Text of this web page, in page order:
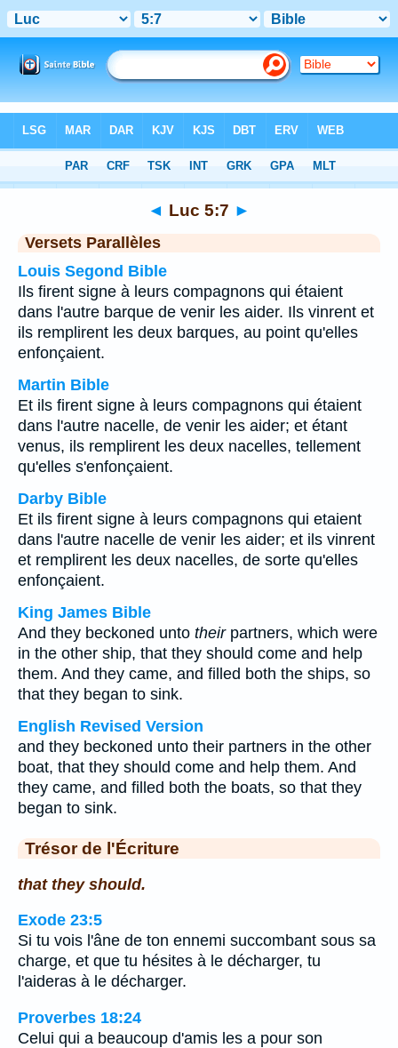
Chapitre 5 > Verset 7
◄ Luc 5:7 ►
Versets Parallèles
Louis Segond Bible
Ils firent signe à leurs compagnons qui étaient
dans l'autre barque de venir les aider. Ils vinrent et
ils remplirent les deux barques, au point qu'elles
enfonçaient.
Martin Bible
Et ils firent signe à leurs compagnons qui étaient
dans l'autre nacelle, de venir les aider; et étant
venus, ils remplirent les deux nacelles, tellement
qu'elles s'enfonçaient.
Darby Bible
Et ils firent signe à leurs compagnons qui etaient
dans l'autre nacelle de venir les aider; et ils vinrent
et remplirent les deux nacelles, de sorte qu'elles
enfonçaient.
King James Bible
And they beckoned unto theirpartners, which were
in the other ship, that they should come and help
them. And they came, and filled both the ships, so
that they began to sink.
English Revised Version
and they beckoned unto their partners in the other
boat, that they should come and help them. And
they came, and filled both the boats, so that they
began to sink.
Trésor de l'Écriture
that they should.
Exode 23:5
Si tu vois l'âne de ton ennemi succombant sous sa
charge, et que tu hésites à le décharger, tu
l'aideras à le décharger.
Proverbes 18:24
Celui qui a beaucoup d'amis les a pour son